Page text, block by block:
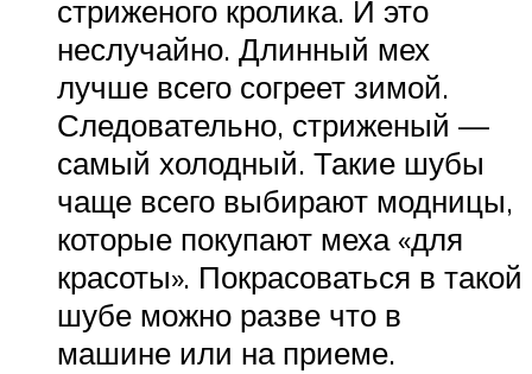
стриженого кролика. И это
неслучайно. Длинный мех
лучше всего согреет зимой.
Следовательно, стриженый —
самый холодный. Такие шубы
чаще всего выбирают модницы,
которые покупают меха «для
красоты». Покрасоваться в такой
шубе можно разве что в
машине или на приеме.